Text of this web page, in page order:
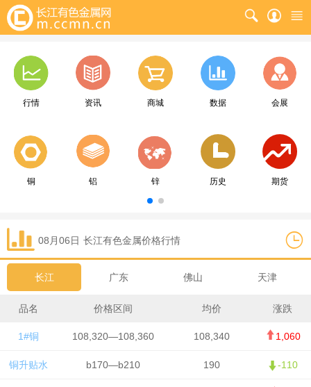
行情 资讯 商城 数据 会展
铜 铝 锌 历史 期货
08月06日 长江有色金属价格行情
长江 广东 佛山 天津
品名 价格区间 均价 涨跌
1#铜 108,320—108,360 108,340 1,060
铜升贴水 b170—b210 190 -110